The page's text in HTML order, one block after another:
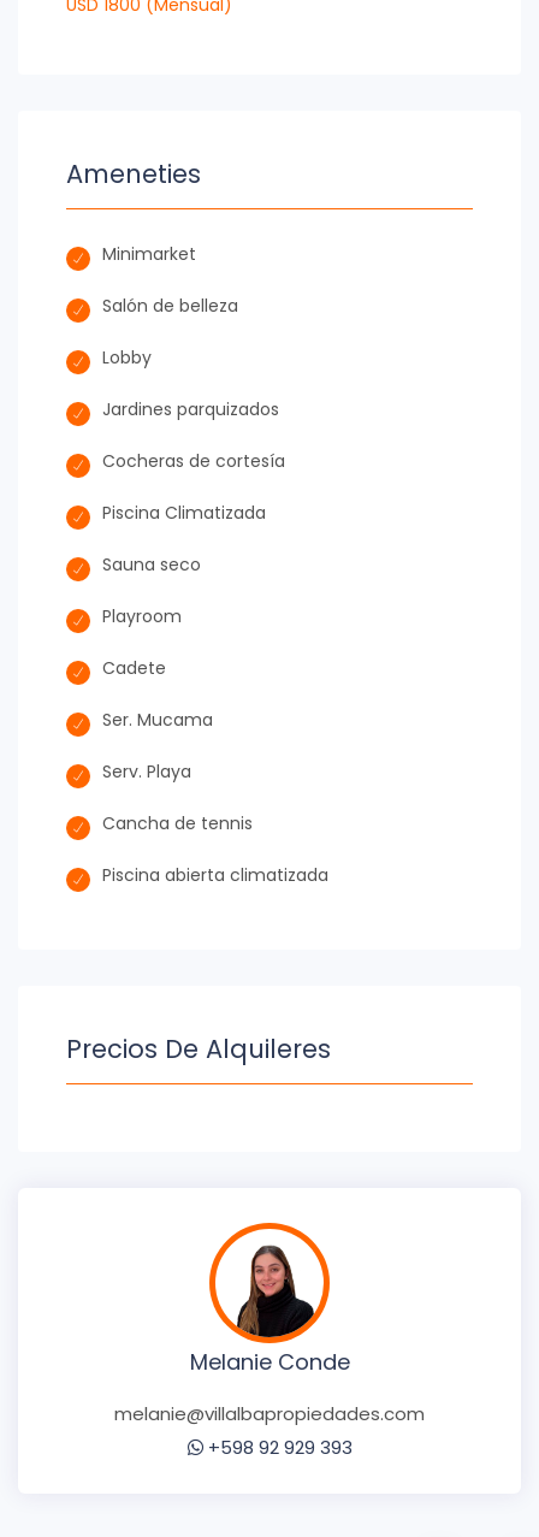
USD 1800 (Mensual)
Ameneties
Minimarket
Salón de belleza
Lobby
Jardines parquizados
Cocheras de cortesía
Piscina Climatizada
Sauna seco
Playroom
Cadete
Ser. Mucama
Serv. Playa
Cancha de tennis
Piscina abierta climatizada
Precios De Alquileres
Melanie Conde
melanie@villalbapropiedades.com
+598 92 929 393